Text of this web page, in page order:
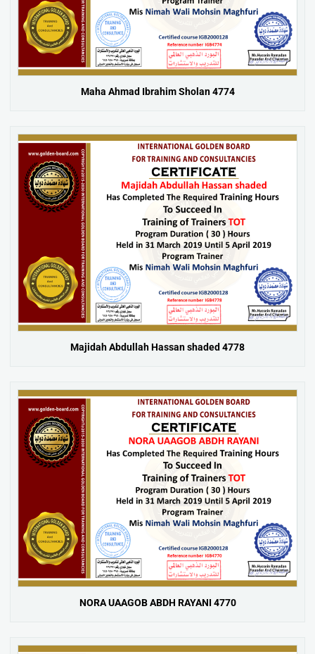
Maha Ahmad Ibrahim Sholan 4774
Majidah Abdullah Hassan shaded 4778
NORA UAAGOB ABDH RAYANI 4770